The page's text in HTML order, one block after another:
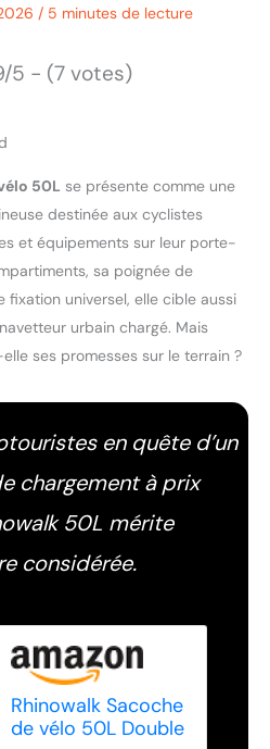
/ 5 minutes de lecture
5 - (7 votes)
50L se présente comme une
destinée aux cyclistes
et équipements sur leur porte-
sa poignée de
universel, elle cible aussi
urbain chargé. Mais
ses promesses sur le terrain ?
en quête d’un
chargement à prix
50L mérite
considérée.
Rhinowalk Sacoche
de vélo 50L Double